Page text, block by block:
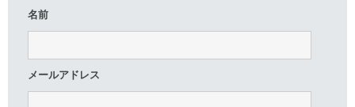
名前
メールアドレス